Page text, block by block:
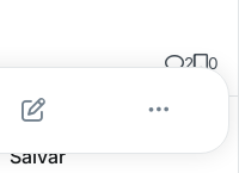
2 0
Salvar